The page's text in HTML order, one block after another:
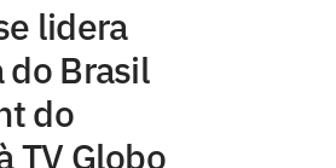
lidera
do Brasil
do
TV Globo